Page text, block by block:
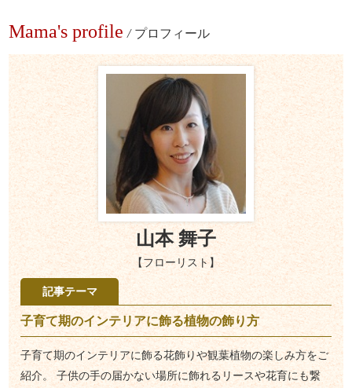
Mama's profile / プロフィール
山本 舞子
【フローリスト】
記事テーマ
子育て期のインテリアに飾る植物の飾り方
子育て期のインテリアに飾る花飾りや観葉植物の楽しみ方をご
紹介。 子供の手の届かない場所に飾れるリースや花育にも繋